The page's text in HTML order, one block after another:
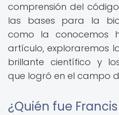
comprensión del
las bases para la
como la conocemos
artículo, exploraremos
brillante científico y
que logró en el campo
¿Quién fue